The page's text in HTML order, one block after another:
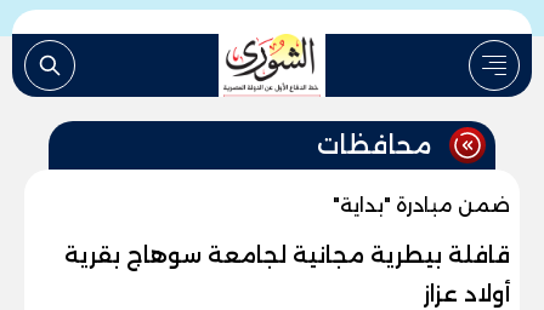
محافظات
ضمن مبادرة "بداية"
قافلة بيطرية مجانية لجامعة سوهاج بقرية
أولاد عزاز